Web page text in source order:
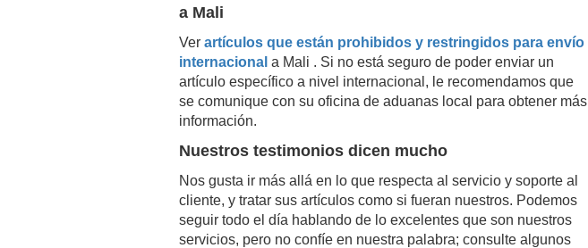
a Mali
Ver artículos que están prohibidos y restringidos para envío
internacional a Mali . Si no está seguro de poder enviar un
artículo específico a nivel internacional, le recomendamos que
se comunique con su oficina de aduanas local para obtener más
información.
Nuestros testimonios dicen mucho
Nos gusta ir más allá en lo que respecta al servicio y soporte al
cliente, y tratar sus artículos como si fueran nuestros. Podemos
seguir todo el día hablando de lo excelentes que son nuestros
servicios, pero no confíe en nuestra palabra; consulte algunos